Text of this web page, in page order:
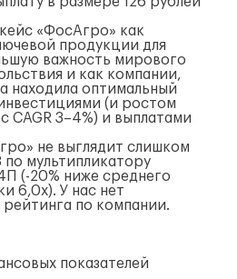
«ФосАгро» как
продукции для
важность мирового
и как компании,
находила оптимальный
(и ростом
CAGR 3–4%) и выплатами
не выглядит слишком
мультипликатору
(-20% ниже среднего
6,0x). У нас нет
по компании.
показателей